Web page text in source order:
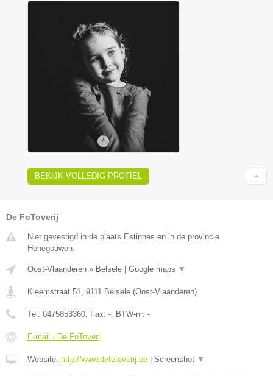
BEKIJK VOLLEDIG PROFIEL
De FoToverij
Niet gevestigd in de plaats Estinnes en in de provincie
Henegouwen.
Oost-Vlaanderen » Belsele Google maps ▼
Kleemstraat 51, 9111 Belsele (Oost-Vlaanderen)
Tel: 0475853360, Fax: -, BTW-nr: -
E-mail › De FoToverij
Website: http://www.defotoverij.be Screenshot ▼